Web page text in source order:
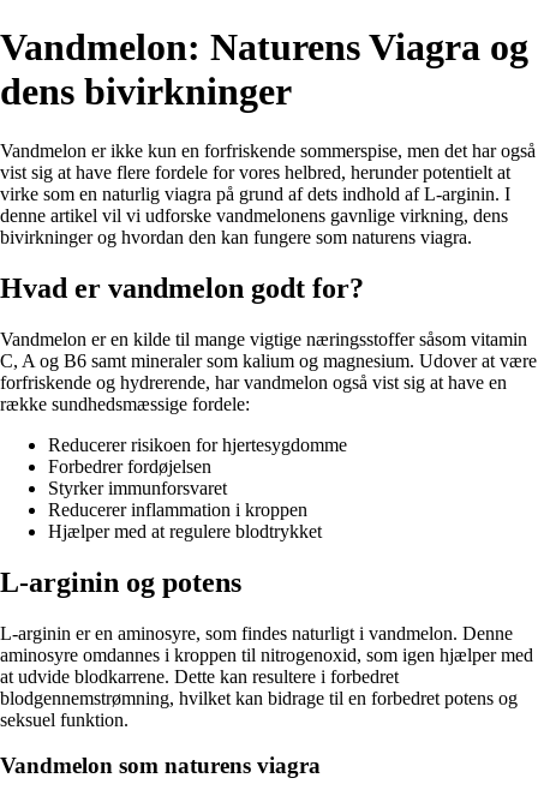
Vandmelon: Naturens Viagra og
dens bivirkninger
Vandmelon er ikke kun en forfriskende sommerspise, men det har også
vist sig at have flere fordele for vores helbred, herunder potentielt at
virke som en naturlig viagra på grund af dets indhold af L-arginin. I
denne artikel vil vi udforske vandmelonens gavnlige virkning, dens
bivirkninger og hvordan den kan fungere som naturens viagra.
Hvad er vandmelon godt for?
Vandmelon er en kilde til mange vigtige næringsstoffer såsom vitamin
C, A og B6 samt mineraler som kalium og magnesium. Udover at være
forfriskende og hydrerende, har vandmelon også vist sig at have en
række sundhedsmæssige fordele:
Reducerer risikoen for hjertesygdomme
Forbedrer fordøjelsen
Styrker immunforsvaret
Reducerer inflammation i kroppen
Hjælper med at regulere blodtrykket
L-arginin og potens
L-arginin er en aminosyre, som findes naturligt i vandmelon. Denne
aminosyre omdannes i kroppen til nitrogenoxid, som igen hjælper med
at udvide blodkarrene. Dette kan resultere i forbedret
blodgennemstrømning, hvilket kan bidrage til en forbedret potens og
seksuel funktion.
Vandmelon som naturens viagra